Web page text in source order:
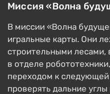
Миссия «Волна
В миссии «Волна
игральные карты. Они
строительными лесами,
в отделе
переходом к
проверять дальние